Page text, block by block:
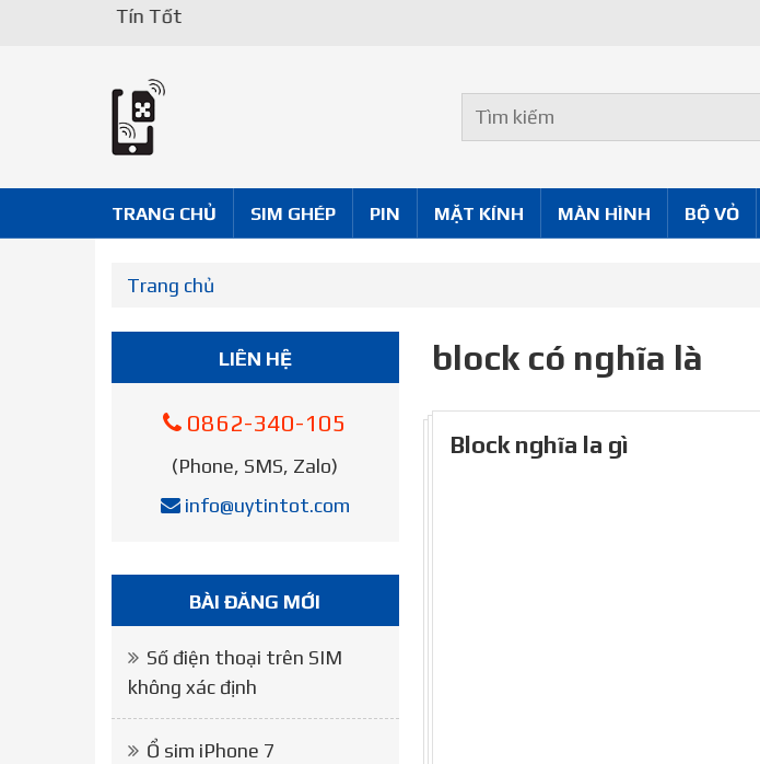
Uy Tín Tốt
TRANG CHỦ SIM GHÉP PIN MẶT KÍNH MÀN HÌNH BỘ VỎ
Trang chủ
block có nghĩa là
Block nghĩa la gì
LIÊN HỆ
0862-340-105
(Phone, SMS, Zalo)
info@uytintot.com
BÀI ĐĂNG MỚI
Số điện thoại trên SIM
không xác định
Ổ sim iPhone 7